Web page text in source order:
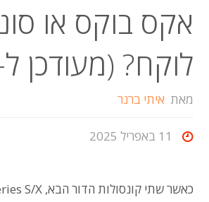
אקס בוקס או
לוקח? (מעודכן ל-
מאת איתי ברנר
11 באפריל 2025